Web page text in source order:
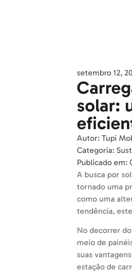
setembro 12,
solar:
Autor: Tupi
Categoria:
Publicado em:
A busca por
tornado uma
como uma
tendência,
No decorrer
meio de
suas
estação de